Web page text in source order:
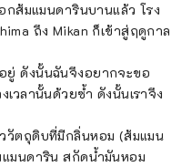
กส้มแมนดารินบานแล้ว โรง
ถึง Mikan ก็เข้าสู่ฤดูกาล
ยู่ ดังนั้นฉันจึงอยากจะขอ
วลานั้นด้วยซ้ำ ดังนั้นเราจึง
วัตถุดิบที่มีกลิ่นหอม (ส้มแมน
มนดาริน สกัดน้ำมันหอม